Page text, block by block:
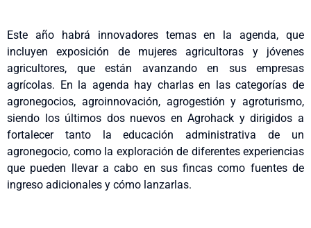
Este año habrá innovadores temas en la agenda, que
incluyen exposición de mujeres agricultoras y jóvenes
agricultores, que están avanzando en sus empresas
agrícolas. En la agenda hay charlas en las categorías de
agronegocios, agroinnovación, agrogestión y agroturismo,
siendo los últimos dos nuevos en Agrohack y dirigidos a
fortalecer tanto la educación administrativa de un
agronegocio, como la exploración de diferentes experiencias
que pueden llevar a cabo en sus fincas como fuentes de
ingreso adicionales y cómo lanzarlas.